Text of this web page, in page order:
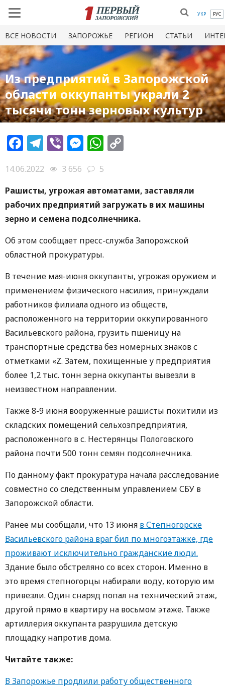
УКР РУС
ВСЕ НОВОСТИ ЗАПОРОЖЬЕ РЕГИОН СТАТЬИ
Из предприятий в Запорожской
области оккупанты украли 2
тысячи тонн зерновых культур
Facebook
Telegram
ViberMessenger
WhatsApp
14.06.2022 3 656
5
Рашисты, угрожая автоматами, заставляли
рабочих предприятий загружать в их машины
зерно и семена подсолнечника.
Об этом сообщает пресс-служба Запорожской
областной прокуратуры.
В течение мая-июня оккупанты, угрожая оружием и
применением физического насилия, принуждали
работников филиала одного из обществ,
расположенного на территории оккупированного
Васильевского района, грузить пшеницу на
транспортные средства без номерных знаков с
отметками «Z. Затем, похищенные у предприятия
более 1,2 тыс. тонн зерна оккупанты вывезли в
неизвестном направлении.
Также 8-9 июня вооруженные рашисты похитили из
складских помещений сельхозпредприятия,
расположенного в с. Нестерянцы Пологовского
района почти 500 тонн семян подсолнечника.
По данному факт прокуратура начала расследование
совместно со следственным управлением СБУ в
Запорожской области.
Ранее мы сообщали, что 13 июня в Степногорске
Васильевского района враг бил по многоэтажке, где
проживают исключительно гражданские люди.
Здание было обстреляно со всех сторон. Именно в
это время степногорцы набирали воду, которую им
привезли. Один снаряд попал на технический этаж,
другой прямо в квартиру на восьмом этаже. Также
артиллерия оккупанта разрушила детскую
площадку напротив дома.
Читайте также:
В Запорожье продлили работу общественного